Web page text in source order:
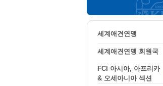
세계애견연맹
세계애견연맹 회원국
FCI 아시아, 아프리카
& 오세아니아 섹션